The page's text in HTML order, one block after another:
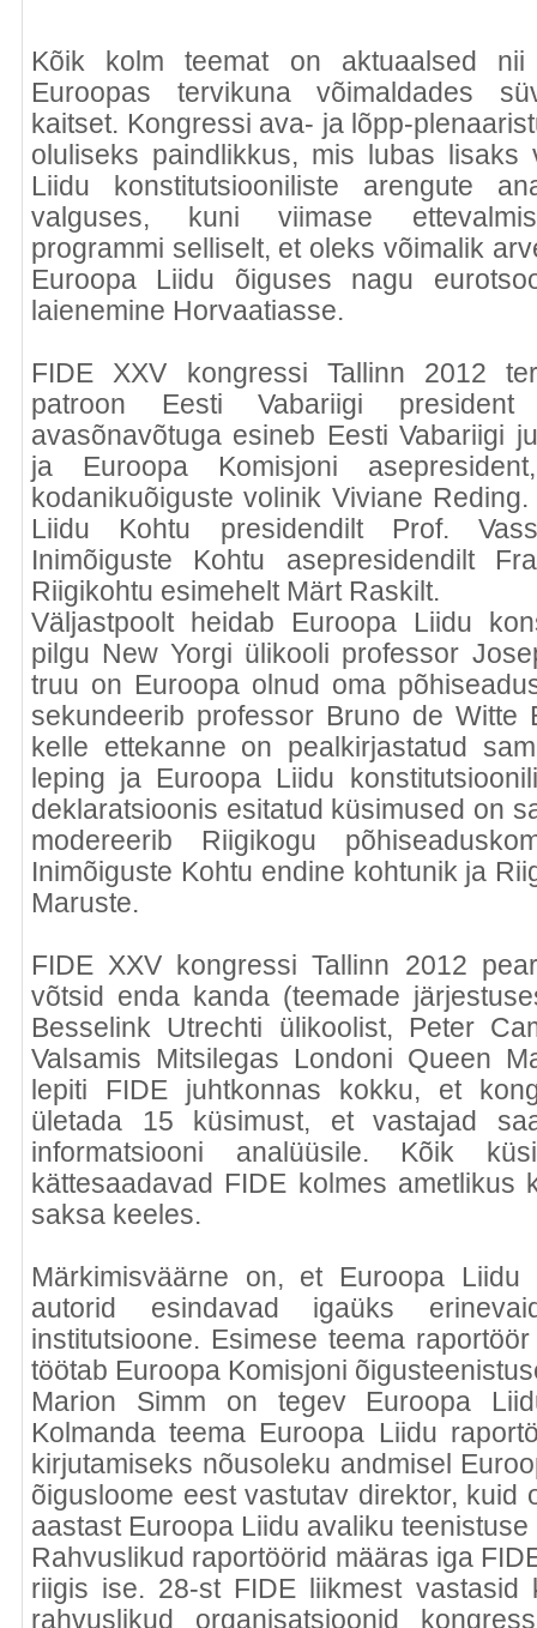
Kõik kolm teemat on aktuaalsed
Euroopas tervikuna võimaldades
kaitset. Kongressi ava- ja lõpp-
oluliseks paindlikkus, mis lubas lisaks
Liidu konstitutsiooniliste arengute
valguses, kuni viimase
programmi selliselt, et oleks võimalik
Euroopa Liidu õiguses nagu
laienemine Horvaatiasse.
FIDE XXV kongressi Tallinn 2012
patroon Eesti Vabariigi
avasõnavõtuga esineb Eesti Vabariigi
ja Euroopa Komisjoni
kodanikuõiguste volinik Viviane
Liidu Kohtu presidendilt Prof.
Inimõiguste Kohtu asepresidendilt
Riigikohtu esimehelt Märt Raskilt.
Väljastpoolt heidab Euroopa Liidu
pilgu New Yorgi ülikooli professor
truu on Euroopa olnud oma
sekundeerib professor Bruno de Witte
kelle ettekanne on pealkirjastatud
leping ja Euroopa Liidu
deklaratsioonis esitatud küsimused on
modereerib Riigikogu
Inimõiguste Kohtu endine kohtunik ja
Maruste.
FIDE XXV kongressi Tallinn 2012
võtsid enda kanda (teemade
Besselink Utrechti ülikoolist, Peter
Valsamis Mitsilegas Londoni Queen
lepiti FIDE juhtkonnas kokku, et
ületada 15 küsimust, et vastajad
informatsiooni analüüsile. Kõik
kättesaadavad FIDE kolmes ametlikus
saksa keeles.
Märkimisväärne on, et Euroopa Liidu
autorid esindavad igaüks
institutsioone. Esimese teema
töötab Euroopa Komisjoni
Marion Simm on tegev Euroopa
Kolmanda teema Euroopa Liidu
kirjutamiseks nõusoleku andmisel
õigusloome eest vastutav direktor, kuid
aastast Euroopa Liidu avaliku
Rahvuslikud raportöörid määras iga
riigis ise. 28-st FIDE liikmest vastasid
rahvuslikud organisatsioonid